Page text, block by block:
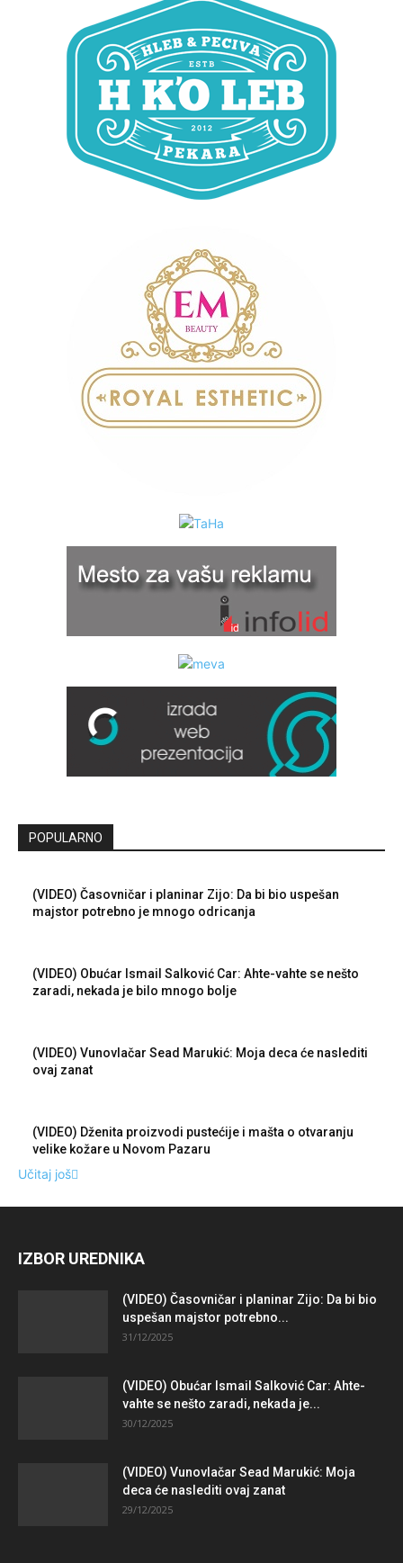
POPULARNO
(VIDEO) Časovničar i planinar Zijo: Da bi bio uspešan
majstor potrebno je mnogo odricanja
(VIDEO) Obućar Ismail Salković Car: Ahte-vahte se nešto
zaradi, nekada je bilo mnogo bolje
(VIDEO) Vunovlačar Sead Marukić: Moja deca će naslediti
ovaj zanat
(VIDEO) Dženita proizvodi pustećije i mašta o otvaranju
velike kožare u Novom Pazaru
Učitaj još
IZBOR UREDNIKA
(VIDEO) Časovničar i planinar Zijo: Da bi bio
uspešan majstor potrebno...
31/12/2025
(VIDEO) Obućar Ismail Salković Car: Ahte-
vahte se nešto zaradi, nekada je...
30/12/2025
(VIDEO) Vunovlačar Sead Marukić: Moja
deca će naslediti ovaj zanat
29/12/2025